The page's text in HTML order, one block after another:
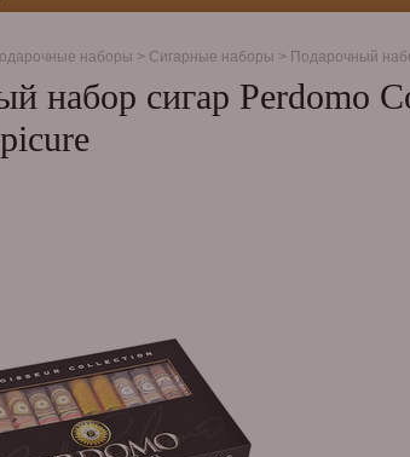
наборы > Сигарные наборы > Подарочный
набор сигар Perdomo